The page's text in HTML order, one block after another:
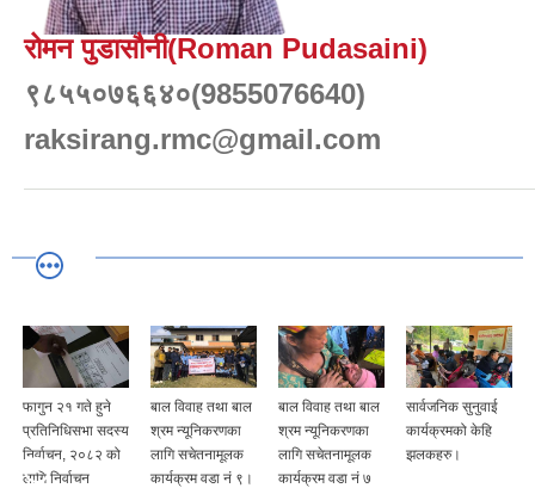
रोमन पुडासौनी(Roman Pudasaini)
९८५५०७६६४०(9855076640)
raksirang.rmc@gmail.com
फागुन २१ गते हुने
प्रतिनिधिसभा सदस्य
निर्वाचन, २०८२ को
लागि निर्वाचन
बाल विवाह तथा बाल
श्रम न्यूनिकरणका
लागि सचेतनामूलक
कार्यक्रम वडा नं ९।
बाल विवाह तथा बाल
श्रम न्यूनिकरणका
लागि सचेतनामूलक
कार्यक्रम वडा नं ७
सार्वजनिक सुनुवाई
कार्यक्रमको केहि
झलकहरु।